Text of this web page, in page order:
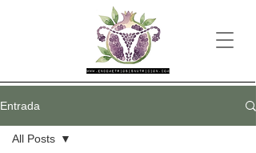
Entrada
All Posts